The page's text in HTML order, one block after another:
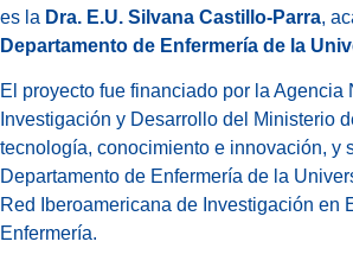
es la Dra. E.U. Silvana Castillo-Parra,
Departamento de Enfermería de la
El proyecto fue financiado por la Agencia
Investigación y Desarrollo del Ministerio
tecnología, conocimiento e innovación, y
Departamento de Enfermería de la
Red Iberoamericana de Investigación en
Enfermería.